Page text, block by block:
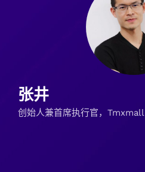
张井
创始人兼首席执行官，Tmxmall